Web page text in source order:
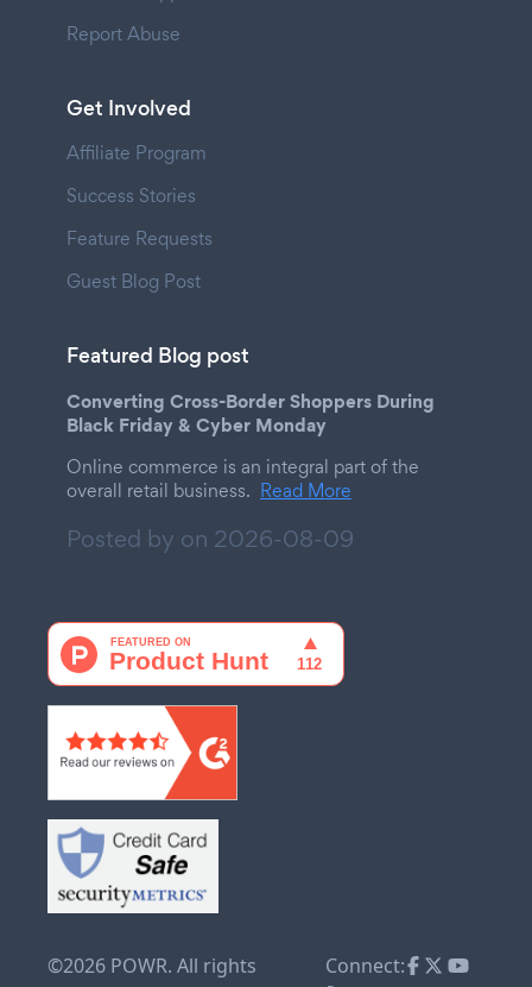
Report Abuse
Get Involved
Affiliate Program
Success Stories
Feature Requests
Guest Blog Post
Featured Blog post
Converting Cross-Border Shoppers During
Black Friday & Cyber Monday
Online commerce is an integral part of the
overall retail business. Read More
Posted by on 2026-08-09
©2026 POWR. All rights
Connect: